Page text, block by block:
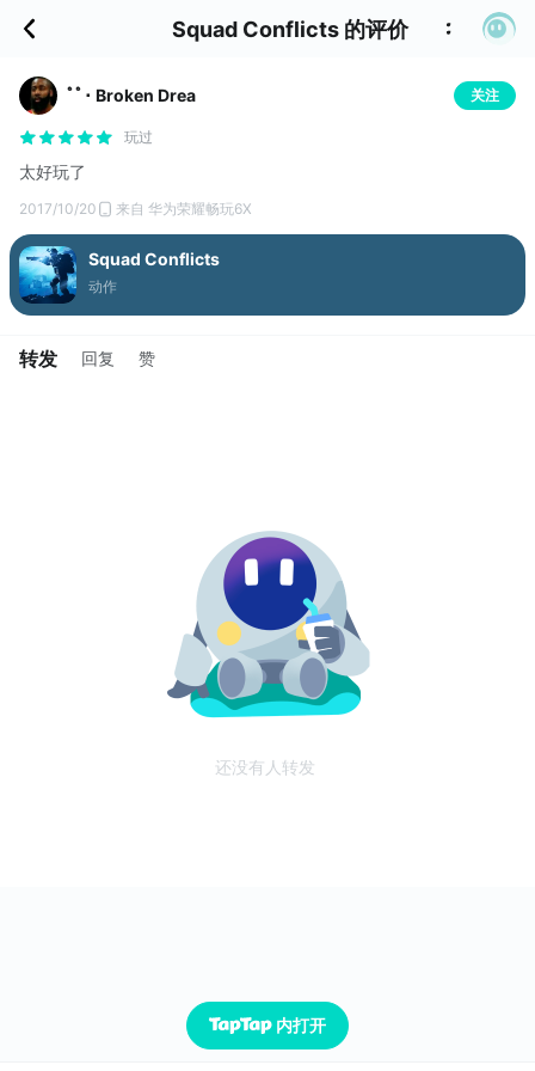
Squad Conflicts 的评价
ﾟﾟ･ Broken Drea 关注
玩过
太好玩了
2017/10/20 来自 华为荣耀畅玩6X
Squad Conflicts
动作
转发 回复 赞
还没有人转发
内打开